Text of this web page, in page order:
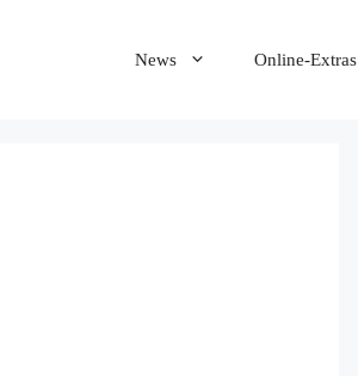
News Online-Extras